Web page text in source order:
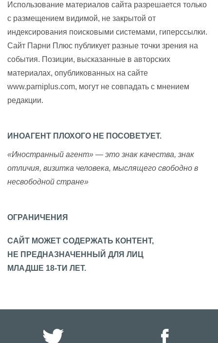
Использование материалов сайта разрешается только
с размещением видимой, не закрытой от
индексирования поисковыми системами, гиперссылки.
Сайт Парни Плюс публикует разные точки зрения на
события. Позиции, высказанные в авторских
материалах, опубликованных на сайте
www.parniplus.com, могут не совпадать с мнением
редакции.
ИНОАГЕНТ ПЛОХОГО НЕ ПОСОВЕТУЕТ.
«Иностранный агент» — это знак качества, знак
отличия, визитка человека, мыслящего свободно в
несвободной стране»
ОГРАНИЧЕНИЯ
САЙТ МОЖЕТ СОДЕРЖАТЬ КОНТЕНТ,
НЕ ПРЕДНАЗНАЧЕННЫЙ ДЛЯ ЛИЦ
МЛАДШЕ 18-ТИ ЛЕТ.